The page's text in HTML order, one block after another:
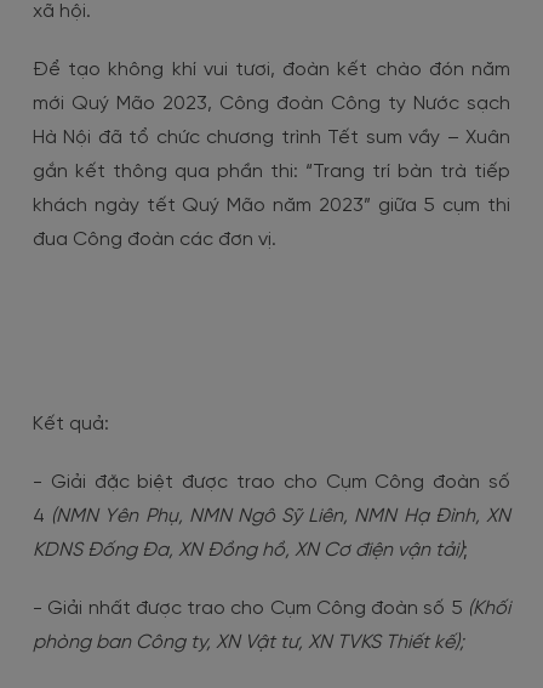
xã hội.
Để tạo không khí vui tươi, đoàn kết chào đón năm
mới Quý Mão 2023, Công đoàn Công ty Nước sạch
Hà Nội đã tổ chức chương trình Tết sum vầy – Xuân
gắn kết thông qua phần thi: “Trang trí bàn trà tiếp
khách ngày tết Quý Mão năm 2023” giữa 5 cụm thi
đua Công đoàn các đơn vị.
Kết quả:
- Giải đặc biệt được trao cho Cụm Công đoàn số
4 (NMN Yên Phụ, NMN Ngô Sỹ Liên, NMN Hạ Đình, XN
KDNS Đống Đa, XN Đồng hồ, XN Cơ điện vận tải);
- Giải nhất được trao cho Cụm Công đoàn số 5 (Khối
phòng ban Công ty, XN Vật tư, XN TVKS Thiết kế);